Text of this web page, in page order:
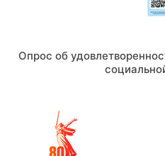
Опрос об